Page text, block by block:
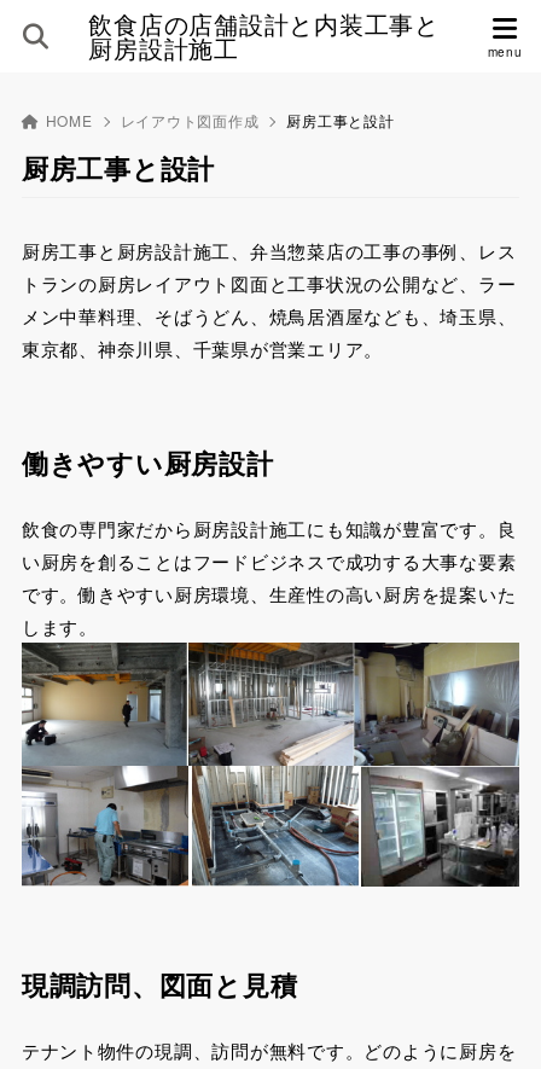
飲食店の店舗設計と内装工事と
厨房設計施工
HOME レイアウト図面作成 厨房工事と設計
厨房工事と設計
厨房工事と厨房設計施工、弁当惣菜店の工事の事例、レス
トランの厨房レイアウト図面と工事状況の公開など、ラー
メン中華料理、そばうどん、焼鳥居酒屋なども、埼玉県、
東京都、神奈川県、千葉県が営業エリア。
働きやすい厨房設計
飲食の専門家だから厨房設計施工にも知識が豊富です。良
い厨房を創ることはフードビジネスで成功する大事な要素
です。働きやすい厨房環境、生産性の高い厨房を提案いた
します。
現調訪問、図面と見積
テナント物件の現調、訪問が無料です。どのように厨房を